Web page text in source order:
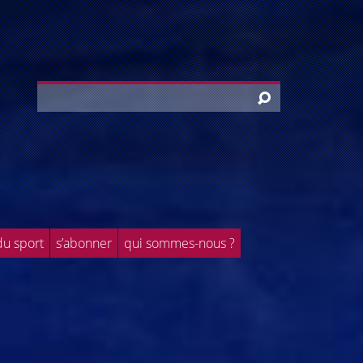
sport s’abonner qui sommes-nous ?